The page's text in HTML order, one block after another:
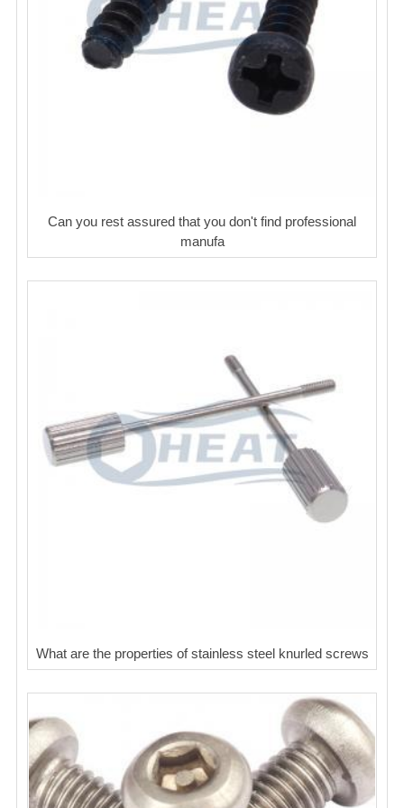
Can you rest assured that you don't find professional
manufa
What are the properties of stainless steel knurled screws